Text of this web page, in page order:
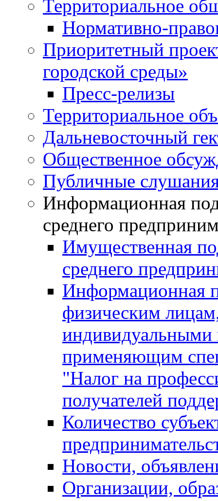
Территориальное
Нормативно-
Приоритетный
городской среды»
Пресс-релизы
Территориальное
Дальневосточный
Общественное
Публичные
Информационная
среднего
Имущественная
среднего
Информационная
физическим
индивидуальными
применяющим
"Налог на
получателей
Количество
Новости,
Организации,